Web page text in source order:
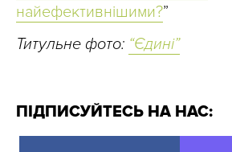
найефективнішими?”
Титульне фото: “Єдині”
ПІДПИСУЙТЕСЬ НА НАС: